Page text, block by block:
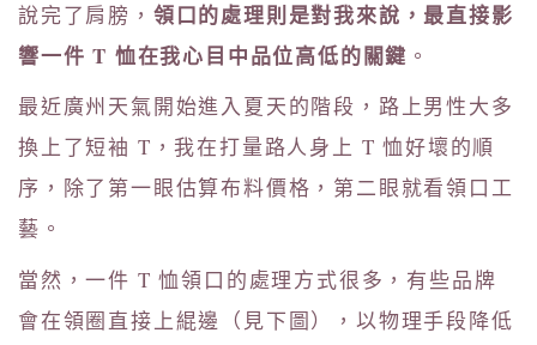
說完了肩膀， 領口的處理則是對我來說，最直接影
響一件 T 恤在我心目中品位高低的關鍵 。
最近廣州天氣開始進入夏天的階段，路上男性大多
換上了短袖 T，我在打量路人身上 T 恤好壞的順
序，除了第一眼估算布料價格，第二眼就看領口工
藝。
當然，一件 T 恤領口的處理方式很多，有些品牌
會在領圈直接上緄邊（見下圖），以物理手段降低